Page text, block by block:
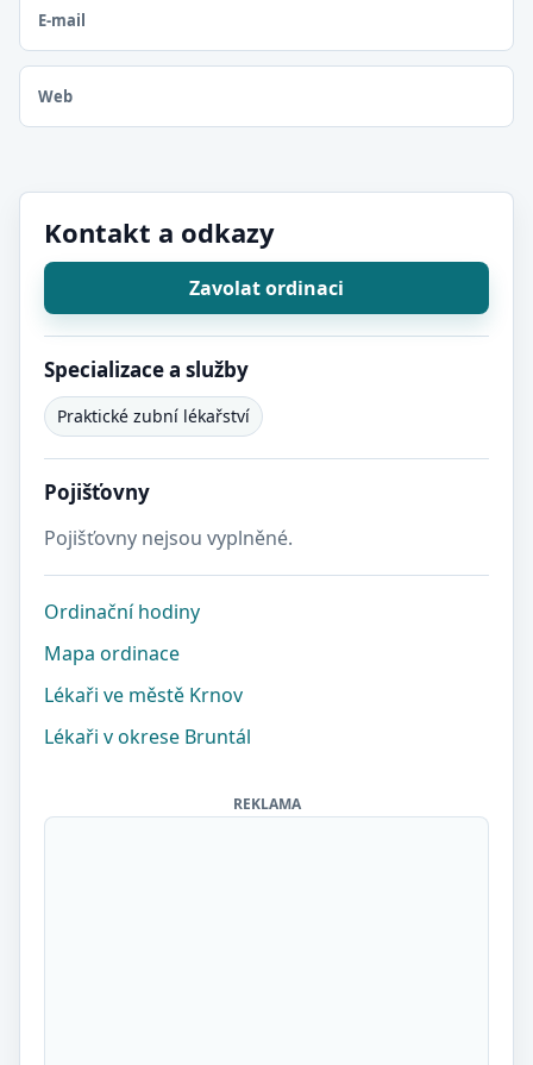
E-mail
Web
Kontakt a odkazy
Zavolat ordinaci
Specializace a služby
Praktické zubní lékařství
Pojišťovny
Pojišťovny nejsou vyplněné.
Ordinační hodiny
Mapa ordinace
Lékaři ve městě Krnov
Lékaři v okrese Bruntál
REKLAMA